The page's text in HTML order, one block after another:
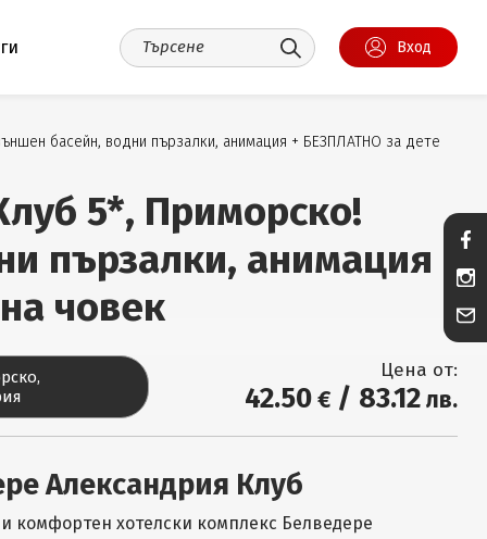
Вход
басейн, водни пързалки, анимация + БЕЗПЛАТНО за дете
5*, Приморско!
пързалки, анимация
човек
Цена от:
42.50€ / 83.12лв.
Александрия Клуб
комфортен хотелски комплекс Белведере